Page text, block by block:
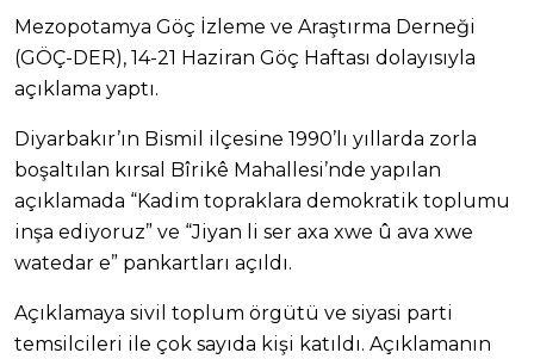
Mezopotamya Göç İzleme ve Araştırma Derneği
(GÖÇ-DER), 14-21 Haziran Göç Haftası dolayısıyla
açıklama yaptı.
Diyarbakır’ın Bismil ilçesine 1990’lı yıllarda zorla
boşaltılan kırsal Bîrikê Mahallesi’nde yapılan
açıklamada “Kadim topraklara demokratik toplumu
inşa ediyoruz” ve “Jiyan li ser axa xwe û ava xwe
watedar e” pankartları açıldı.
Açıklamaya sivil toplum örgütü ve siyasi parti
temsilcileri ile çok sayıda kişi katıldı. Açıklamanın